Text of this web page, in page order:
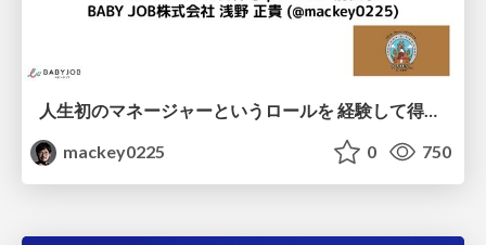
人生初のマネージャーというロールを 経験して得たもの・失ったもの / Reflections on My First Manager Role
mackey0225
0 750